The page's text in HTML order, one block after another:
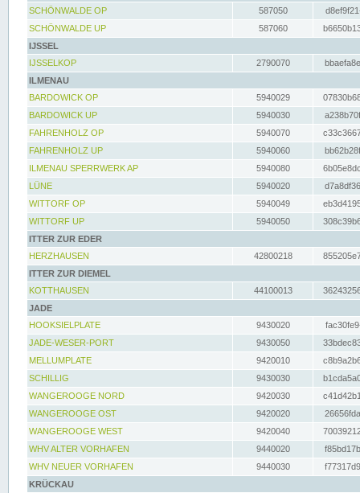
SCHÖNWALDE OP
587050
SCHÖNWALDE UP
587060
IJSSEL
IJSSELKOP
2790070
ILMENAU
BARDOWICK OP
5940029
BARDOWICK UP
5940030
FAHRENHOLZ OP
5940070
FAHRENHOLZ UP
5940060
ILMENAU SPERRWERK AP
5940080
LÜNE
5940020
WITTORF OP
5940049
WITTORF UP
5940050
ITTER ZUR EDER
HERZHAUSEN
42800218
ITTER ZUR DIEMEL
KOTTHAUSEN
44100013
JADE
HOOKSIELPLATE
9430020
JADE-WESER-PORT
9430050
MELLUMPLATE
9420010
SCHILLIG
9430030
WANGEROOGE NORD
9420030
WANGEROOGE OST
9420020
WANGEROOGE WEST
9420040
WHV ALTER VORHAFEN
9440020
WHV NEUER VORHAFEN
9440030
KRÜCKAU